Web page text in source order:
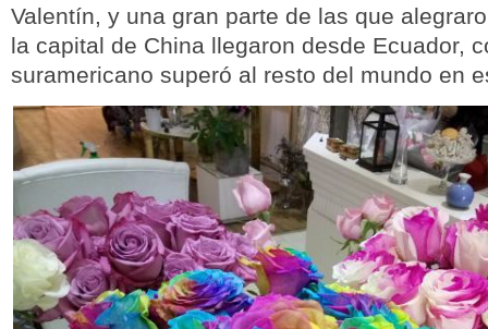
Valentín, y una gran parte de las que
la capital de China llegaron desde Ecuador,
suramericano superó al resto del mundo en